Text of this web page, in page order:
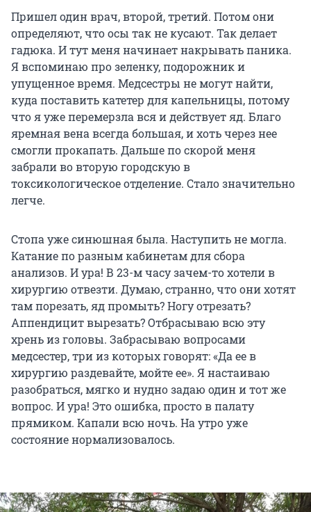
Пришел один врач, второй, третий. Потом они
определяют, что осы так не кусают. Так делает
гадюка. И тут меня начинает накрывать паника.
Я вспоминаю про зеленку, подорожник и
упущенное время. Медсестры не могут найти,
куда поставить катетер для капельницы, потому
что я уже перемерзла вся и действует яд. Благо
яремная вена всегда большая, и хоть через нее
смогли прокапать. Дальше по скорой меня
забрали во вторую городскую в
токсикологическое отделение. Стало значительно
легче.
Стопа уже синюшная была. Наступить не могла.
Катание по разным кабинетам для сбора
анализов. И ура! В 23-м часу зачем-то хотели в
хирургию отвезти. Думаю, странно, что они хотят
там порезать, яд промыть? Ногу отрезать?
Аппендицит вырезать? Отбрасываю всю эту
хрень из головы. Забрасываю вопросами
медсестер, три из которых говорят: «Да ее в
хирургию раздевайте, мойте ее». Я настаиваю
разобраться, мягко и нудно задаю один и тот же
вопрос. И ура! Это ошибка, просто в палату
прямиком. Капали всю ночь. На утро уже
состояние нормализовалось.